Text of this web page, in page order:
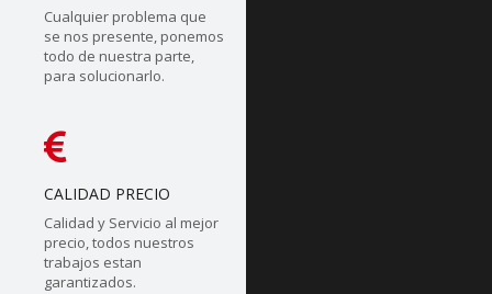
Cualquier problema que
se nos presente, ponemos
todo de nuestra parte,
para solucionarlo.
CALIDAD PRECIO
Calidad y Servicio al mejor
precio, todos nuestros
trabajos estan
garantizados.